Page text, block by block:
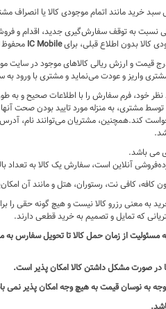
موجودی کالا یا انصراف مشتری، مبلغ پرداخت شده طی 1 الی 3
نسبت به توقف سفارش‌‏گیری جدید، اقدام و
کالا بدون اطلاع قبلی، برایIC Mobile
قیمت و ارزش ریالی کالاهای موجود در
واریز و عودت می‌نماید و مشتری با ورود
نظر خود، فرم سفارش را با اطلاعات صحیح و
مشتری، به منزله مورد تایید بودن صحت
کند.همچنین، مشتریان می‌توانند نام،
آنلاین است، سفارش یک کالا به تعداد
کافی نت، رستوران، هتل و مانند آن
به معنی رزرو کالا نیست و هیچ گونه حقی را
که تمایل و تصمیم به خرید قطعی دارند.
در صورت مشکل داشتن کالا امکان پذیر است.
به نوسان قیمت به هیچ وجه امکان پذیر نمی